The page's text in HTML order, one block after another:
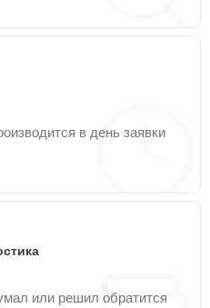
в день заявки
или решил обратится